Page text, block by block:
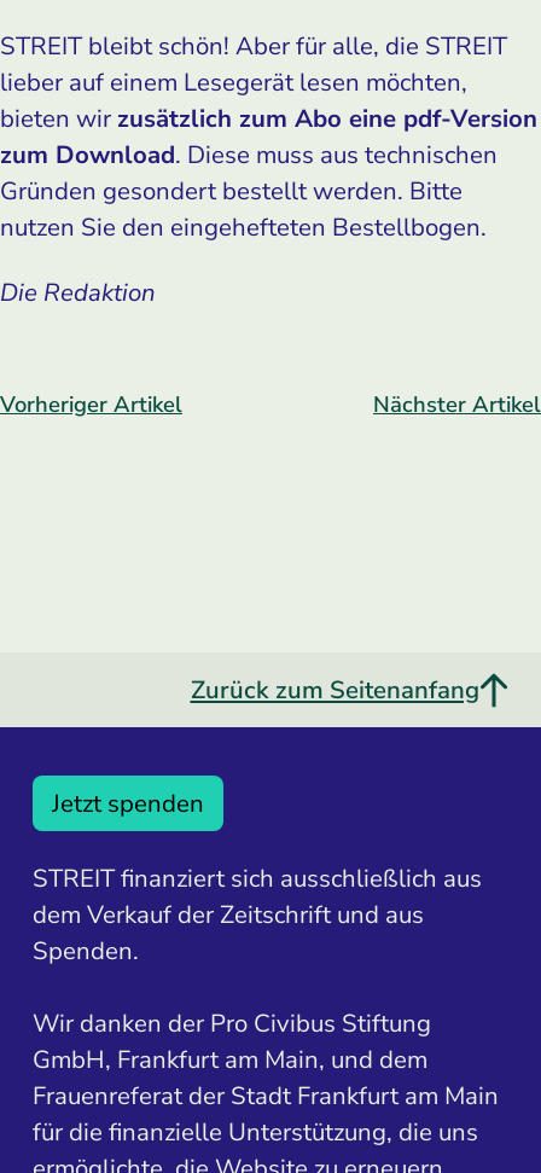
STREIT bleibt schön! Aber für alle, die STREIT
lieber auf einem Lesegerät lesen möchten,
bieten wir zusätzlich zum Abo eine pdf-Version
zum Download. Diese muss aus technischen
Gründen gesondert bestellt werden. Bitte
nutzen Sie den eingehefteten Bestellbogen.
Die Redaktion
Vorheriger Artikel Nächster Artikel
Zurück zum Seitenanfang
Jetzt spenden
STREIT finanziert sich ausschließlich aus
dem Verkauf der Zeitschrift und aus
Spenden.
Wir danken der Pro Civibus Stiftung
GmbH, Frankfurt am Main, und dem
Frauenreferat der Stadt Frankfurt am Main
für die finanzielle Unterstützung, die uns